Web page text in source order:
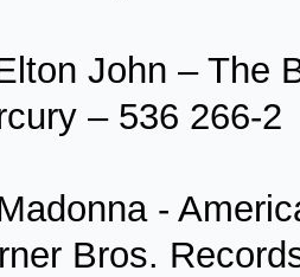
John – The
– 536 266-2
-
Bros.